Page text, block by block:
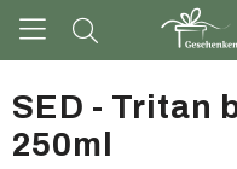
Drinkwaren
SED - Tritan
250ml